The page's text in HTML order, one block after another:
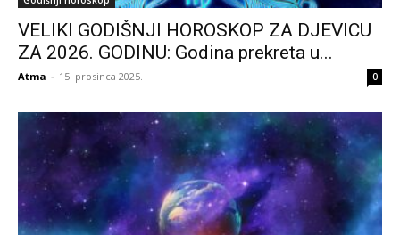
VELIKI GODIŠNJI HOROSKOP ZA DJEVICU
ZA 2026. GODINU: Godina prekreta u...
Atma - 15. prosinca 2025. 0